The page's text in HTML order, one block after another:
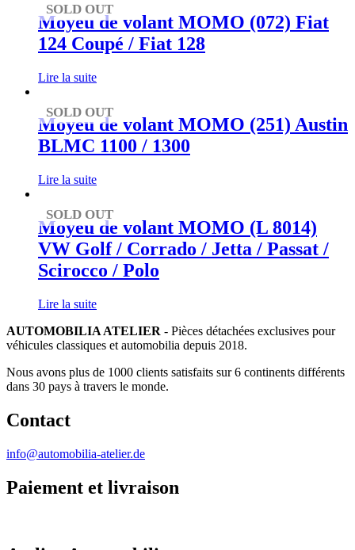
SOLD OUT
Moyeu de volant MOMO (072) Fiat
124 Coupé / Fiat 128
Lire la suite
SOLD OUT
Moyeu de volant MOMO (251) Austin
BLMC 1100 / 1300
Lire la suite
SOLD OUT
Moyeu de volant MOMO (L 8014)
VW Golf / Corrado / Jetta / Passat /
Scirocco / Polo
Lire la suite
AUTOMOBILIA ATELIER - Pièces détachées exclusives pour
véhicules classiques et automobilia depuis 2018.
Nous avons plus de 1000 clients satisfaits sur 6 continents différents
dans 30 pays à travers le monde.
Contact
info@automobilia-atelier.de
Paiement et livraison